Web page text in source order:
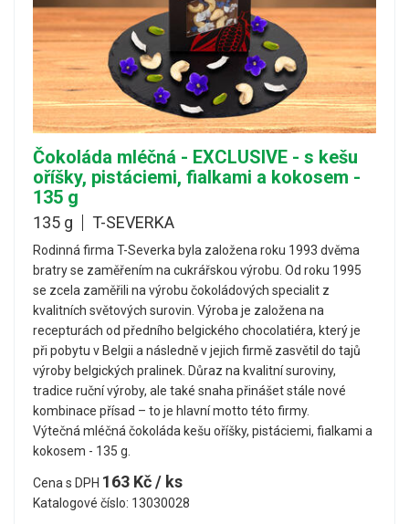
Čokoláda mléčná - EXCLUSIVE - s kešu
oříšky, pistáciemi, fialkami a kokosem -
135 g
135 g T-SEVERKA
Rodinná firma T-Severka byla založena roku 1993 dvěma
bratry se zaměřením na cukrářskou výrobu. Od roku 1995
se zcela zaměřili na výrobu čokoládových specialit z
kvalitních světových surovin. Výroba je založena na
recepturách od předního belgického chocolatiéra, který je
při pobytu v Belgii a následně v jejich firmě zasvětil do tajů
výroby belgických pralinek. Důraz na kvalitní suroviny,
tradice ruční výroby, ale také snaha přinášet stále nové
kombinace přísad – to je hlavní motto této firmy.
Výtečná mléčná čokoláda kešu oříšky, pistáciemi, fialkami a
kokosem - 135 g.
Cena s DPH 163 Kč / ks
Katalogové číslo: 13030028